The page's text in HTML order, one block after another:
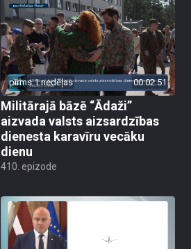
pirms 1 nedēļas 00:02:51
Militārajā bāzē “Ādaži”
aizvada valsts aizsardzības
dienesta karavīru vecāku
dienu
410. epizode